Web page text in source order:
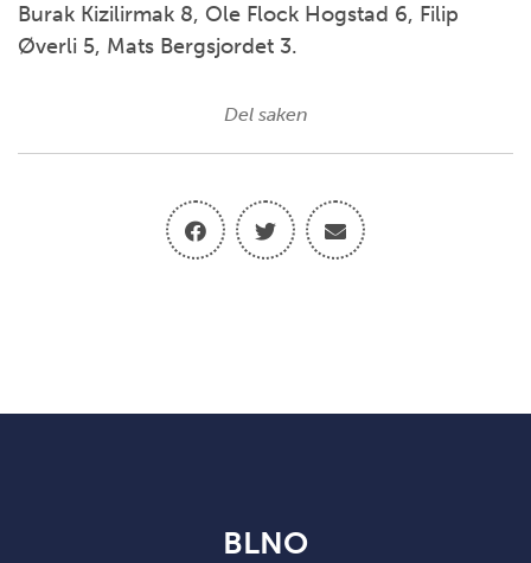
Burak Kizilirmak 8, Ole Flock Hogstad 6, Filip
Øverli 5, Mats Bergsjordet 3.
Del saken
BLNO